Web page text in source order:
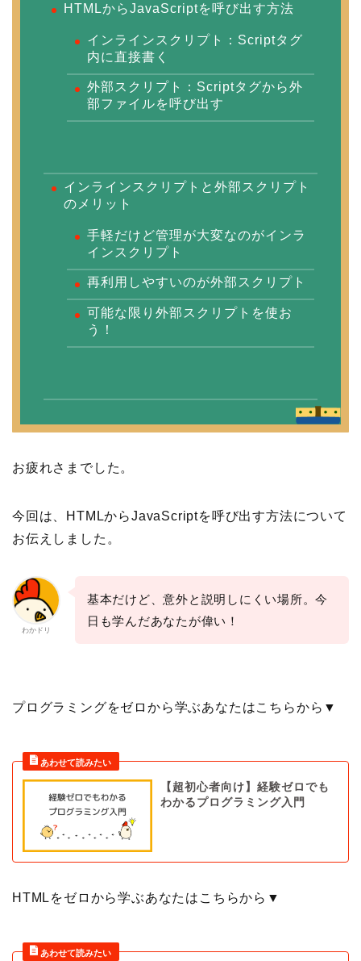
HTMLからJavaScriptを呼び出す方法
インラインスクリプト：Scriptタグ
内に直接書く
外部スクリプト：Scriptタグから外
部ファイルを呼び出す
インラインスクリプトと外部スクリプト
のメリット
手軽だけど管理が大変なのがインラ
インスクリプト
再利用しやすいのが外部スクリプト
可能な限り外部スクリプトを使お
う！
お疲れさまでした。
今回は、HTMLからJavaScriptを呼び出す方法について
お伝えしました。
わかドリ
基本だけど、意外と説明しにくい場所。今
日も学んだあなたが偉い！
プログラミングをゼロから学ぶあなたはこちらから▼
【超初心者向け】経験ゼロでも
わかるプログラミング入門
HTMLをゼロから学ぶあなたはこちらから▼